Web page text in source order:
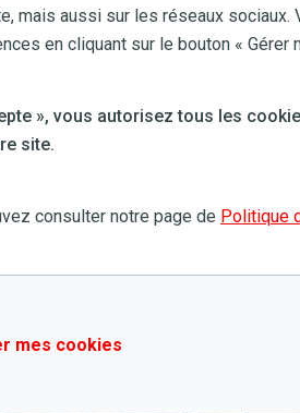
nous
de 9:00 à 14:00.
mais aussi sur les réseaux sociaux.
en cliquant sur le bouton « Gérer
», vous autorisez tous les
site.
consulter notre page de Politique
mes cookies